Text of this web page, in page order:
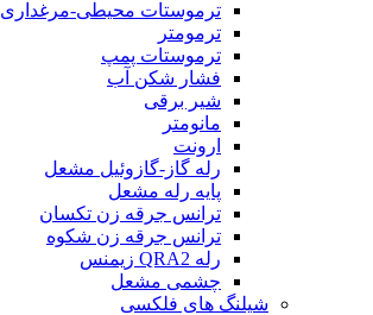
ترموستات محیطی-مرغداری
ترمومتر
ترموستات پمپ
فشار شکن آب
شیر برقی
مانومتر
ارونت
رله گاز-گازوئیل مشعل
پایه رله مشعل
ترانس جرقه زن تکسان
ترانس جرقه زن شکوه
رله QRA2 زیمنس
چشمی مشعل
شیلنگ های فلکسی